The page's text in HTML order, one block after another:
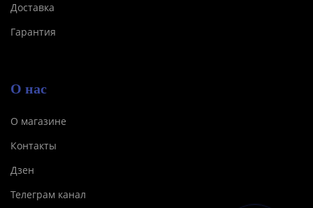
Доставка
Гарантия
О нас
О магазине
Контакты
Дзен
Телеграм канал